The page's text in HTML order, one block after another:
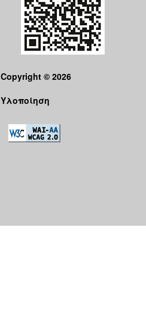
Copyright © 2026
Υλοποίηση